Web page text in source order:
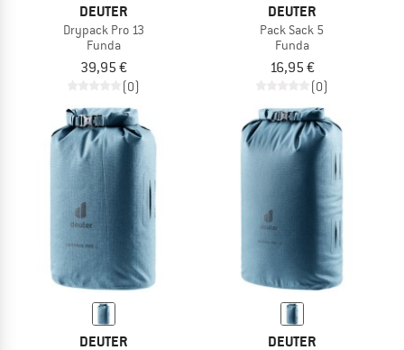
DEUTER
Drypack Pro 13
Funda
39,95 €
(0)
DEUTER
Pack Sack 5
Funda
16,95 €
(0)
DEUTER DEUTER